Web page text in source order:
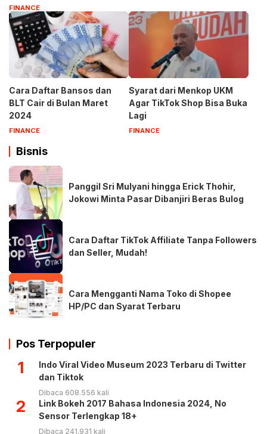
FINANCE
Cara Daftar Bansos dan
BLT Cair di Bulan Maret
2024
FINANCE
Syarat dari Menkop UKM
Agar TikTok Shop Bisa Buka
Lagi
FINANCE
Bisnis
Panggil Sri Mulyani hingga Erick Thohir,
Jokowi Minta Pasar Dibanjiri Beras Bulog
Cara Daftar TikTok Affiliate Tanpa Followers
dan Seller, Mudah!
Cara Mengganti Nama Toko di Shopee
HP/PC dan Syarat Terbaru
Pos Terpopuler
1
Indo Viral Video Museum 2023 Terbaru di Twitter
dan Tiktok
Dibaca 608.556 kali
2
Link Bokeh 2017 Bahasa Indonesia 2024, No
Sensor Terlengkap 18+
Dibaca 241.931 kali